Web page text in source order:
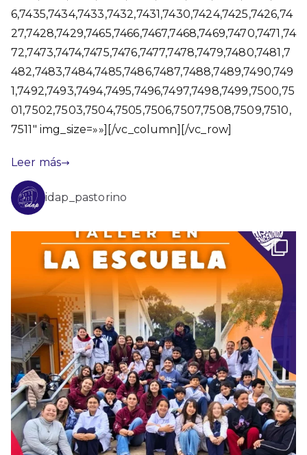
6,7435,7434,7433,7432,7431,7430,7424,7425,7426,74
27,7428,7429,7465,7466,7467,7468,7469,7470,7471,74
72,7473,7474,7475,7476,7477,7478,7479,7480,7481,7
482,7483,7484,7485,7486,7487,7488,7489,7490,749
1,7492,7493,7494,7495,7496,7497,7498,7499,7500,75
01,7502,7503,7504,7505,7506,7507,7508,7509,7510,
7511″ img_size=»»][/vc_column][/vc_row]
Leer más
idap_pastorino